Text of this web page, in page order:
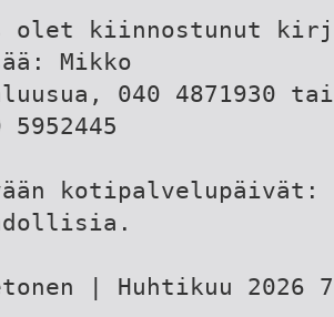
olet kiinnostunut
Mikko
040 4871930
5952445
| Huhtikuu 2026 7